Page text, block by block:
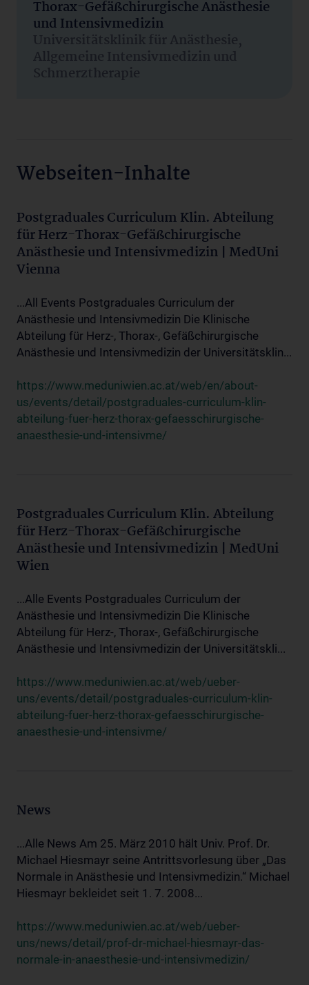
Thorax-Gefäßchirurgische Anästhesie
und Intensivmedizin
Universitätsklinik für Anästhesie,
Allgemeine Intensivmedizin und
Schmerztherapie
Webseiten-Inhalte
Postgraduales Curriculum Klin. Abteilung
für Herz-Thorax-Gefäßchirurgische
Anästhesie und Intensivmedizin | MedUni
Vienna
...All Events Postgraduales Curriculum der
Anästhesie und Intensivmedizin Die Klinische
Abteilung für Herz-, Thorax-, Gefäßchirurgische
Anästhesie und Intensivmedizin der Universitätsklin...
https://www.meduniwien.ac.at/web/en/about-
us/events/detail/postgraduales-curriculum-klin-
abteilung-fuer-herz-thorax-gefaesschirurgische-
anaesthesie-und-intensivme/
Postgraduales Curriculum Klin. Abteilung
für Herz-Thorax-Gefäßchirurgische
Anästhesie und Intensivmedizin | MedUni
Wien
...Alle Events Postgraduales Curriculum der
Anästhesie und Intensivmedizin Die Klinische
Abteilung für Herz-, Thorax-, Gefäßchirurgische
Anästhesie und Intensivmedizin der Universitätskli...
https://www.meduniwien.ac.at/web/ueber-
uns/events/detail/postgraduales-curriculum-klin-
abteilung-fuer-herz-thorax-gefaesschirurgische-
anaesthesie-und-intensivme/
News
...Alle News Am 25. März 2010 hält Univ. Prof. Dr.
Michael Hiesmayr seine Antrittsvorlesung über „Das
Normale in Anästhesie und Intensivmedizin.“ Michael
Hiesmayr bekleidet seit 1. 7. 2008...
https://www.meduniwien.ac.at/web/ueber-
uns/news/detail/prof-dr-michael-hiesmayr-das-
normale-in-anaesthesie-und-intensivmedizin/